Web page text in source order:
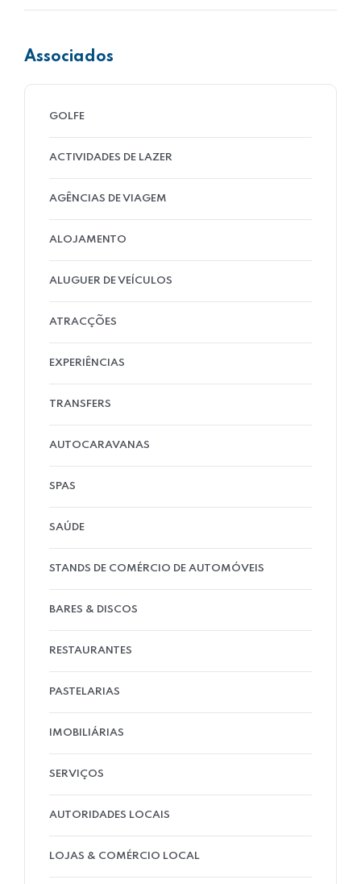
Associados
GOLFE
ACTIVIDADES DE LAZER
AGÊNCIAS DE VIAGEM
ALOJAMENTO
ALUGUER DE VEÍCULOS
ATRACÇÕES
EXPERIÊNCIAS
TRANSFERS
AUTOCARAVANAS
SPAS
SAÚDE
STANDS DE COMÉRCIO DE AUTOMÓVEIS
BARES & DISCOS
RESTAURANTES
PASTELARIAS
IMOBILIÁRIAS
SERVIÇOS
AUTORIDADES LOCAIS
LOJAS & COMÉRCIO LOCAL